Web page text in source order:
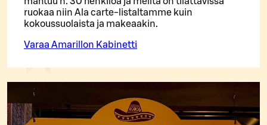
ruokaa niin Ala carte-listaltamme kuin
kokoussuolaista ja makeaakin.
Varaa Amarillon Kabinetti